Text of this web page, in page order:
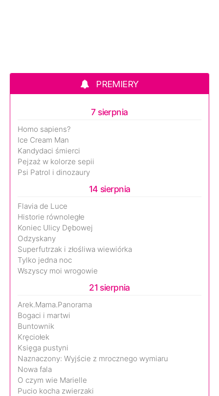
PREMIERY
7 sierpnia
Homo sapiens?
Ice Cream Man
Kandydaci śmierci
Pejzaż w kolorze sepii
Psi Patrol i dinozaury
14 sierpnia
Flavia de Luce
Historie równoległe
Koniec Ulicy Dębowej
Odzyskany
Superfutrzak i złośliwa wiewiórka
Tylko jedna noc
Wszyscy moi wrogowie
21 sierpnia
Arek.Mama.Panorama
Bogaci i martwi
Buntownik
Kręciołek
Księga pustyni
Naznaczony: Wyjście z mrocznego wymiaru
Nowa fala
O czym wie Marielle
Pucio kocha zwierzaki